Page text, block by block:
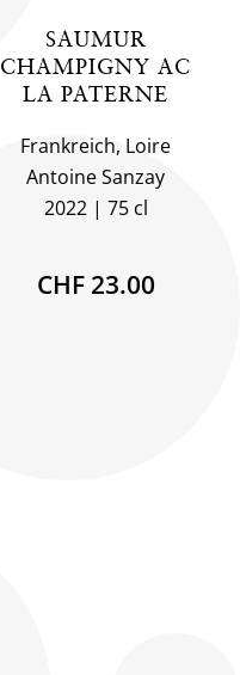
SAUMUR
CHAMPIGNY AC
LA PATERNE
Frankreich, Loire
Antoine Sanzay
2022
75 cl
CHF 23.00